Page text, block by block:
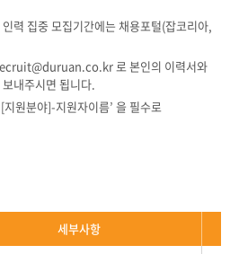
력 집중 모집기간에는 채용포털(잡코리아,
로 본인의 이력서와
내주시면 됩니다.
원분야]-지원자이름’ 을 필수로
세부사항